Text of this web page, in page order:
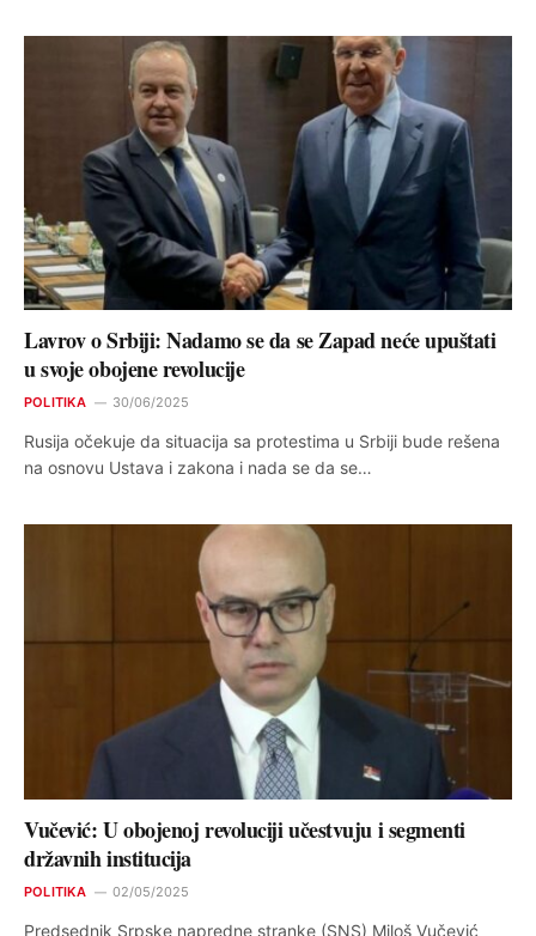
Lavrov o Srbiji: Nadamo se da se Zapad neće upuštati
u svoje obojene revolucije
POLITIKA 30/06/2025
Rusija očekuje da situacija sa protestima u Srbiji bude rešena
na osnovu Ustava i zakona i nada se da se…
Vučević: U obojenoj revoluciji učestvuju i segmenti
državnih institucija
POLITIKA 02/05/2025
Predsednik Srpske napredne stranke (SNS) Miloš Vučević